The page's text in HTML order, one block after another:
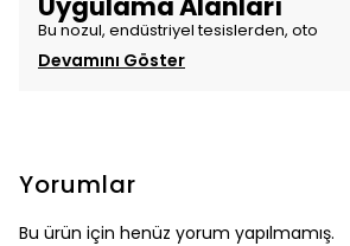
Bu nozul, endüstriyel tesislerden, oto
Devamını Göster
Yorumlar
Bu ürün için henüz yorum yapılmamış.